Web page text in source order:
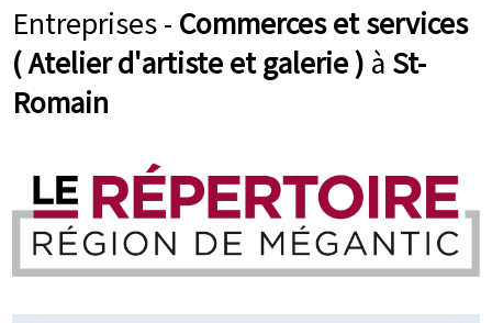
Entreprises - Commerces et services
( Atelier d'artiste et galerie ) à St-
Romain